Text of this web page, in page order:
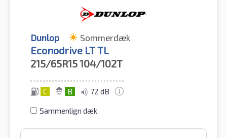
Dunlop Sommerdæk
Econodrive LT TL
215/65R15104/102T
C B 72 dB
Sammenlign dæk